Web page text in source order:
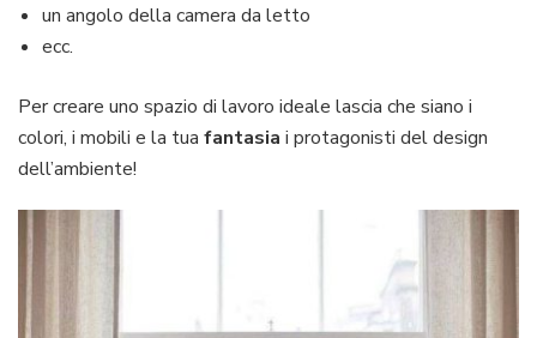
un angolo della camera da letto
ecc.
Per creare uno spazio di lavoro ideale lascia che siano i
colori, i mobili e la tua fantasia i protagonisti del design
dell’ambiente!